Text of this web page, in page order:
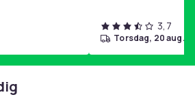
3,7
torsdag, 20 aug.